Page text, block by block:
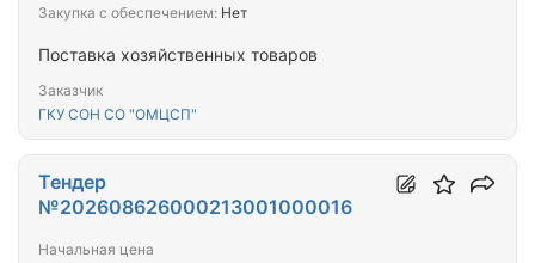
Поставка хозяйственных товаров
Заказчик
ГКУ СОН СО "ОМЦСП"
Закупка с обеспечением: Нет
Тендер
№202608626000213001000016
Начальная цена